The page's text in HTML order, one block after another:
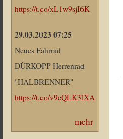
https://t.co/xL1w9sjI6K
29.03.2023 07:25
Neues Fahrrad
DÜRKOPP Herrenrad
"HALBRENNER"
https://t.co/v9cQLK3lXA
mehr